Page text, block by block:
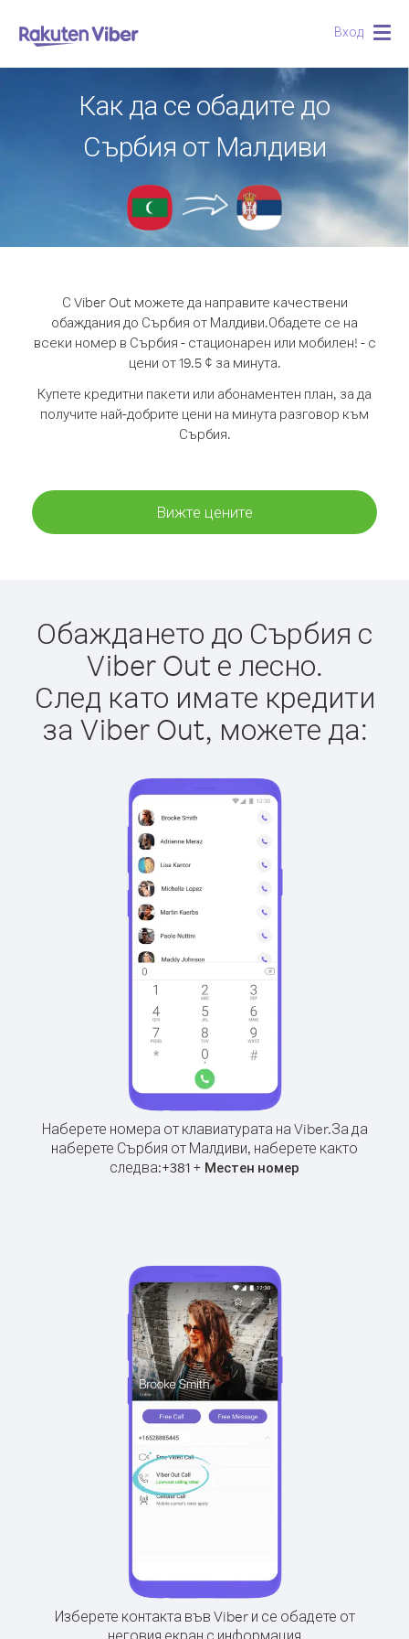
Вход
Как да се обадите до
Сърбия от Малдиви
С Viber Out можете да направите качествени
обаждания до Сърбия от Малдиви.Обадете се на
всеки номер в Сърбия - стационарен или мобилен! - с
цени от 19.5 ¢ за минута.
Купете кредитни пакети или абонаментен план, за да
получите най-добрите цени на минута разговор към
Сърбия.
Вижте цените
Обаждането до Сърбия с
Viber Out е лесно.
След като имате кредити
за Viber Out, можете да:
Наберете номера от клавиатурата на Viber.За да
наберете Сърбия от Малдиви, наберете както
следва:+381 + Местен номер
Изберете контакта във Viber и се обадете от
неговия екран с информация